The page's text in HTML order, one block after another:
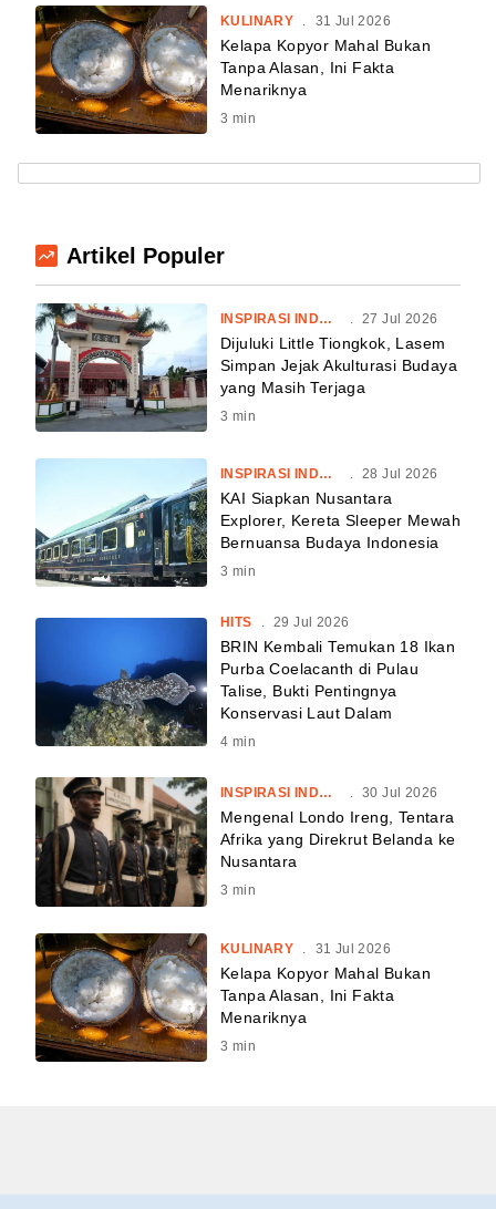
KULINARY 31 Jul 2026
Kelapa Kopyor Mahal Bukan
Tanpa Alasan, Ini Fakta
Menariknya
3 min
Artikel Populer
INSPIRASI INDONESIA . 27 Jul 2026
Dijuluki Little Tiongkok, Lasem
Simpan Jejak Akulturasi Budaya
yang Masih Terjaga
3 min
INSPIRASI INDONESIA . 28 Jul 2026
KAI Siapkan Nusantara
Explorer, Kereta Sleeper Mewah
Bernuansa Budaya Indonesia
3 min
HITS . 29 Jul 2026
BRIN Kembali Temukan 18 Ikan
Purba Coelacanth di Pulau
Talise, Bukti Pentingnya
Konservasi Laut Dalam
4 min
INSPIRASI INDONESIA . 30 Jul 2026
Mengenal Londo Ireng, Tentara
Afrika yang Direkrut Belanda ke
Nusantara
3 min
KULINARY 31 Jul 2026
Kelapa Kopyor Mahal Bukan
Tanpa Alasan, Ini Fakta
Menariknya
3 min